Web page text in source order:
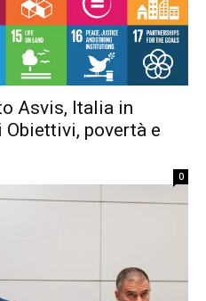
Asvis, Italia in
povertà e
0